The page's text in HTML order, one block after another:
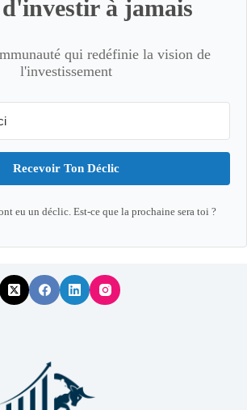
à jamais
qui redéfinie la vision de
l'investissement
Recevoir Ton Déclic
eu un déclic. Est-ce que la prochaine sera toi ?